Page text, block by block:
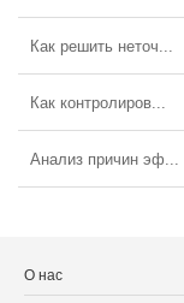
Как решить неточ...
Как контролиров...
Анализ причин эф...
О нас